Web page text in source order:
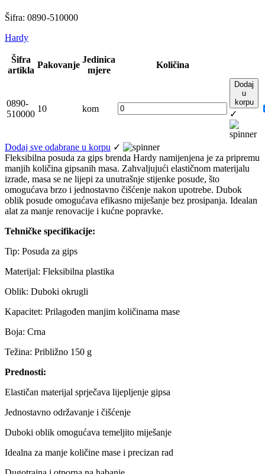
Šifra: 0890 -510000
Hardy
Šifra
artikla
Pakovanje
Jedinica
mjere
Količina
0890-
510000
10 kom
Dodaj
u
korpu
✓
Dodaj sve odabrane u korpu ✓
Fleksibilna posuda za gips brenda Hardy namijenjena je za pripremu
manjih količina gipsanih masa. Zahvaljujući elastičnom materijalu
izrade, masa se ne lijepi za unutrašnje stijenke posude, što
omogućava brzo i jednostavno čišćenje nakon upotrebe. Dubok
oblik posude omogućava efikasno miješanje bez prosipanja. Idealan
alat za manje renovacije i kućne popravke.
Tehničke specifikacije:
Tip: Posuda za gips
Materijal: Fleksibilna plastika
Oblik: Duboki okrugli
Kapacitet: Prilagođen manjim količinama mase
Boja: Crna
Težina: Približno 150 g
Prednosti:
Elastičan materijal sprječava lijepljenje gipsa
Jednostavno održavanje i čišćenje
Duboki oblik omogućava temeljito miješanje
Idealna za manje količine mase i precizan rad